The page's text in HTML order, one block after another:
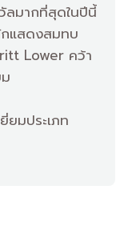
ลมากที่สุดในปีนี้
แสดงสมทบ
Lower คว้า
มประเภท